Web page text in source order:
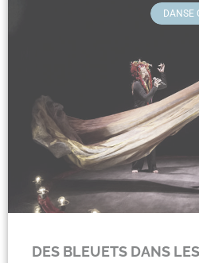
DANSE
DES BLEUETS DANS